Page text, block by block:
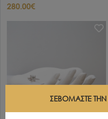
280.00€
ΣΕΒΌΜΑΣΤΕ ΤΗΝ